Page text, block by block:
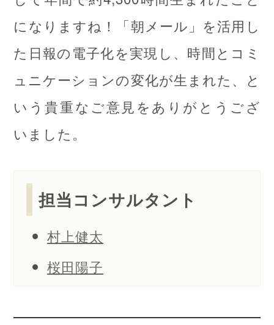
になりますね！「朝メール」を活用し
た日報の電子化を実現し、時間とコミ
ュニケーションの変化が生まれた、と
いう貴重なご意見をありがとうござ
いました。
担当コンサルタント
村上健太
桜田陽子